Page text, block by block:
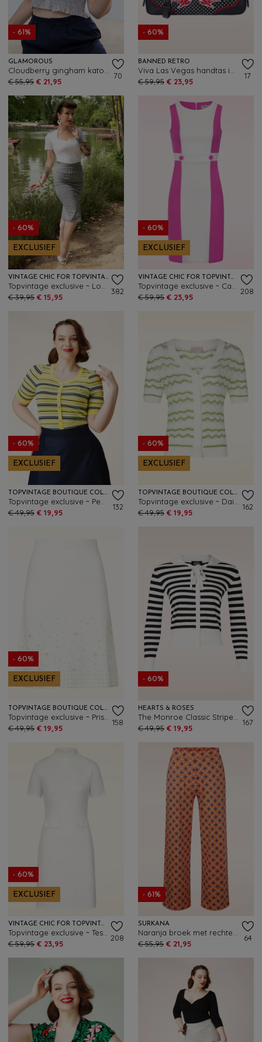
- 61%
GLAMOROUS
€ 55,95 € 21,95
70
- 60%
BANNED RETRO
€ 59,95 € 23,95
17
- 60%
EXCLUSIEF
VINTAGE CHIC FOR TOPVINTAGE
€ 39,95 € 15,95
382
- 60%
EXCLUSIEF
VINTAGE CHIC FOR TOPVINTAGE
€ 59,95 € 23,95
208
- 60%
EXCLUSIEF
TOPVINTAGE BOUTIQUE COLLECTION
€ 49,95 € 19,95
132
- 60%
EXCLUSIEF
TOPVINTAGE BOUTIQUE COLLECTION
€ 49,95 € 19,95
162
- 60%
EXCLUSIEF
TOPVINTAGE BOUTIQUE COLLECTION
€ 49,95 € 19,95
158
- 60%
HEARTS & ROSES
€ 49,95 € 19,95
167
- 60%
EXCLUSIEF
VINTAGE CHIC FOR TOPVINTAGE
€ 59,95 € 23,95
208
- 61%
SURKANA
€ 55,95 € 21,95
64